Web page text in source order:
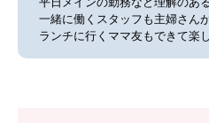
一緒に働くスタッフも主婦さん
ランチに行くママ友もできて楽